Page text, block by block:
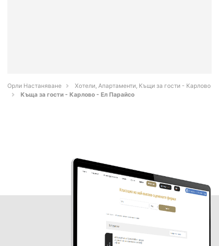
Орли Настаняване
Хотели, Апартаменти, Къщи за гости - Карлово
Къща за гости - Карлово - Ел Парайсо